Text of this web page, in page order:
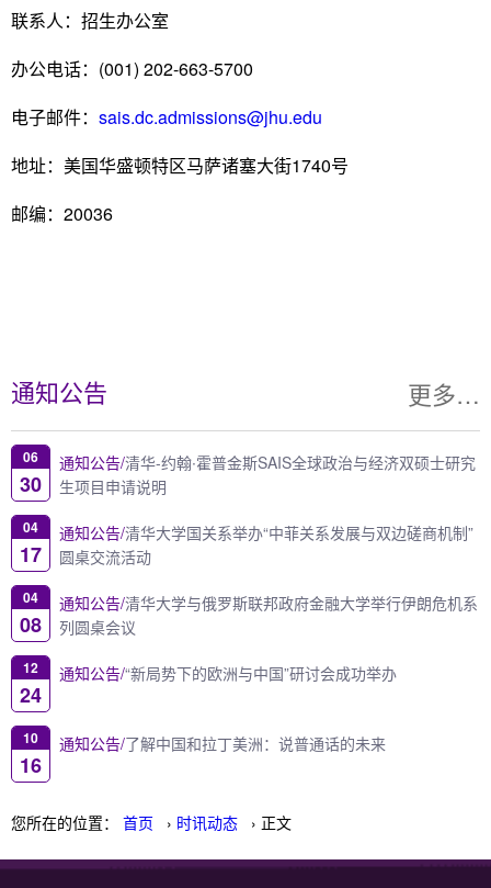
您所在的位置： 首页 › 时讯动态 › 正文
通知公告 更多…
06
30
通知公告/清华-约翰∙霍普金斯SAIS全球政治与经济双硕士研究
生项目申请说明
04
17
通知公告/清华大学国关系举办“中菲关系发展与双边磋商机制”
圆桌交流活动
04
08
通知公告/清华大学与俄罗斯联邦政府金融大学举行伊朗危机系
列圆桌会议
12
24
通知公告/“新局势下的欧洲与中国”研讨会成功举办
10
16
通知公告/了解中国和拉丁美洲：说普通话的未来
联系人：招生办公室
办公电话：(001) 202-663-5700
电子邮件： sais.dc.admissions@jhu.edu
地址：美国华盛顿特区马萨诸塞大街1740号
邮编：20036